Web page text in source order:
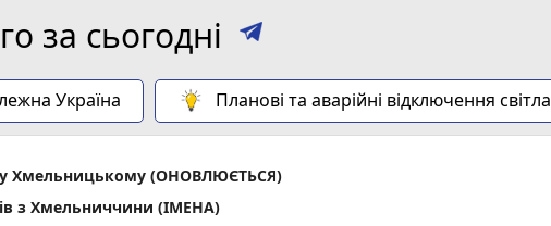
за сьогодні
Україна Планові та аварійні відключення світла
у Хмельницькому (ОНОВЛЮЄТЬСЯ)
з Хмельниччини (ІМЕНА)